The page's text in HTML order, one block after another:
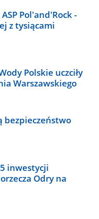
Pol'and'Rock -
z tysiącami
Polskie uczciły
Warszawskiego
bezpieczeństwo
inwestycji
Odry na